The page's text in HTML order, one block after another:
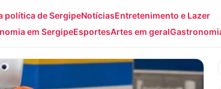
política de SergipeNotíciasEntretenimento e Lazer
em SergipeEsportesArtes em geral